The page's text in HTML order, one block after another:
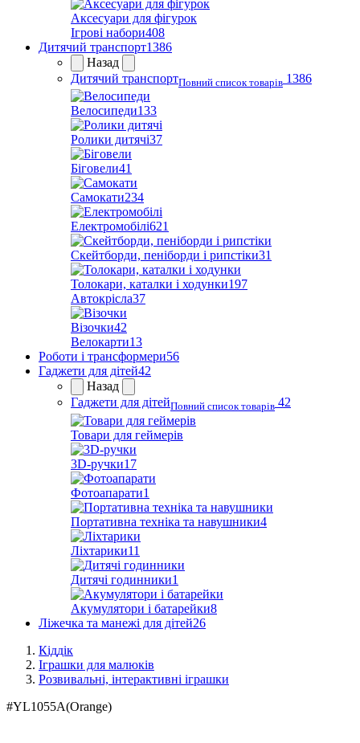
Аксесуари для фігурок
Ігрові набори408
Дитячий транспорт1386
Назад
Дитячий транспортПовний список товарів 1386
Велосипеди133
Ролики дитячі37
Біговели41
Самокати234
Електромобілі621
Скейтборди, пеніборди і рипстіки31
Толокари, каталки і ходунки197
Автокрісла37
Візочки42
Велокарти13
Роботи і трансформери56
Гаджети для дітей42
Назад
Гаджети для дітейПовний список товарів 42
Товари для геймерів
3D-ручки17
Фотоапарати1
Портативна техніка та навушники4
Ліхтарики11
Дитячі годинники1
Акумулятори і батарейки8
Ліжечка та манежі для дітей26
Кіддік
Іграшки для малюків
Розвивальні, інтерактивні іграшки
#YL1055A(Orange)